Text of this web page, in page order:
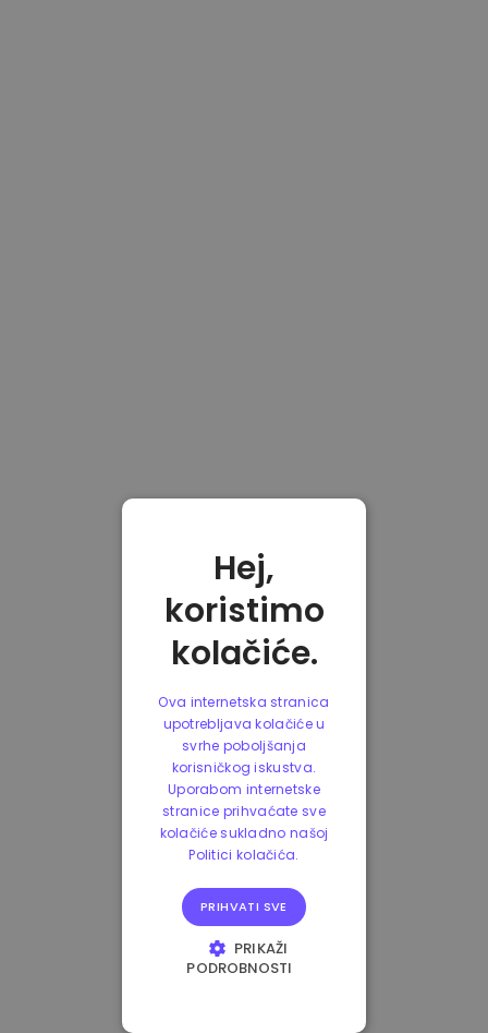
Hej,
koristimo
kolačiće.
Ova internetska stranica
upotrebljava kolačiće u
svrhe poboljšanja
korisničkog iskustva.
Uporabom internetske
stranice prihvaćate sve
kolačiće sukladno našoj
Politici kolačića.
PRIHVATI SVE
PRIKAŽI
PODROBNOSTI